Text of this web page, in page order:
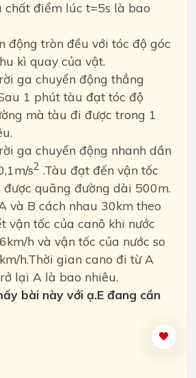
chất điểm lúc t=5s là bao
động tròn đều với tóc độ góc
kì quay của vật.
ga chuyển động thẳng
1 phút tàu đạt tóc độ
mà tàu đi được trong 1
ga chuyển động nhanh dần
s2 .Tàu đạt đến vận tốc
quãng đường dài 500m.
và B cách nhau 30km theo
vận tốc của canô khi nước
h và vận tốc của nước so
h.Thời gian cano đi từ A
lại A là bao nhiêu.
bài này với ạ.E đang cần